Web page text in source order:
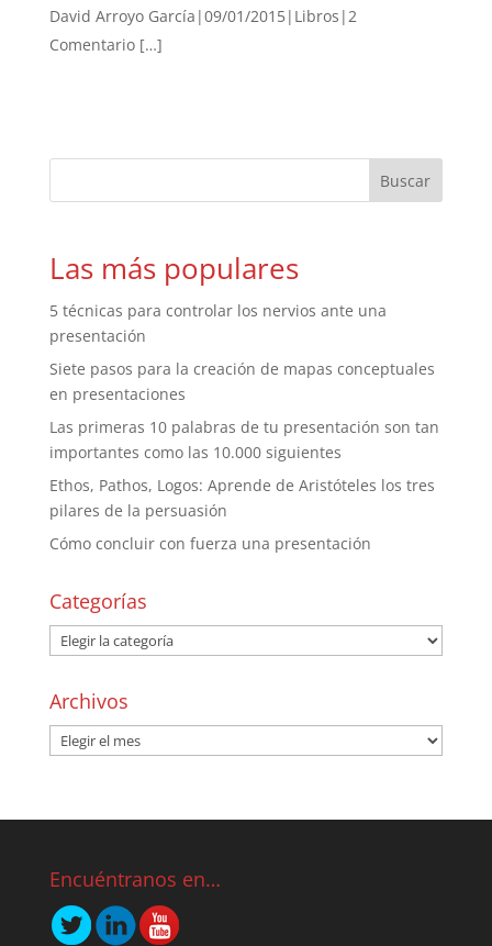
David Arroyo García|09/01/2015|Libros|2
Comentario […]
Las más populares
5 técnicas para controlar los nervios ante una
presentación
Siete pasos para la creación de mapas conceptuales
en presentaciones
Las primeras 10 palabras de tu presentación son tan
importantes como las 10.000 siguientes
Ethos, Pathos, Logos: Aprende de Aristóteles los tres
pilares de la persuasión
Cómo concluir con fuerza una presentación
Categorías
Archivos
Encuéntranos en…